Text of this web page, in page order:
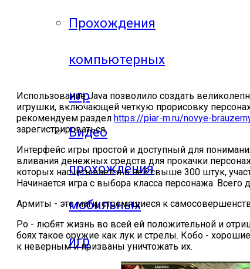
Прохождения
компьютерных
игр
Видео
прохождения
мобильных
игр
Использование Java позволило создать
игрушки, включающей четкую прорисовку
рекомендуем раздел https://piar-m.ru/novye-
зарегистрироваться.
Интерфейс игры простой и доступный для
вливания денежных средств для прокачки
которых насчитывается в ней свыше 300 штук,
Начинается игра с выбора класса персонажа.
Армиты - это маги, стремящиеся к
Ро - любят жизнь во всей ей положительной и
боях такое оружие как лук и стрелы. Кобо -
к неверным и призваны уничтожать их.